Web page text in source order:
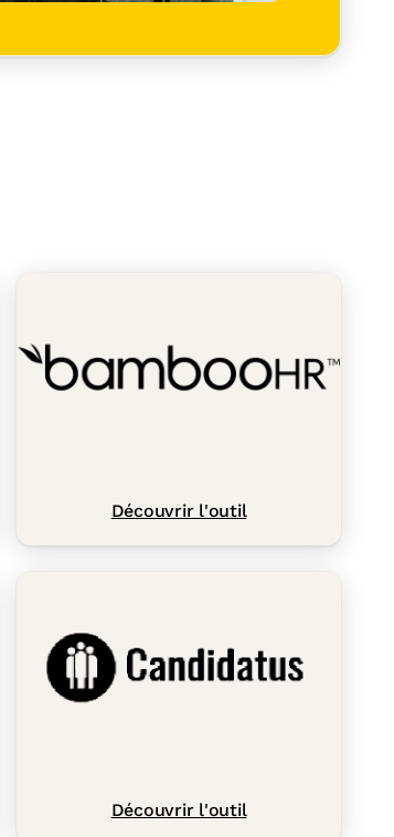
Découvrir l'outil
Découvrir l'outil